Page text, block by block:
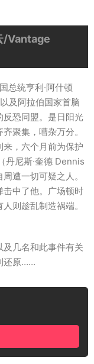
/Vantage
总统亨利·阿什顿
及阿拉伯国家首脑
恐同盟。是日阳光
聚集，嘈杂万分。
，六个月前为保护
丹尼斯·奎德 Dennis
遭一切可疑之人。
中了他。广场顿时
则趁乱制造祸端。
几名和此事件有关
还原……